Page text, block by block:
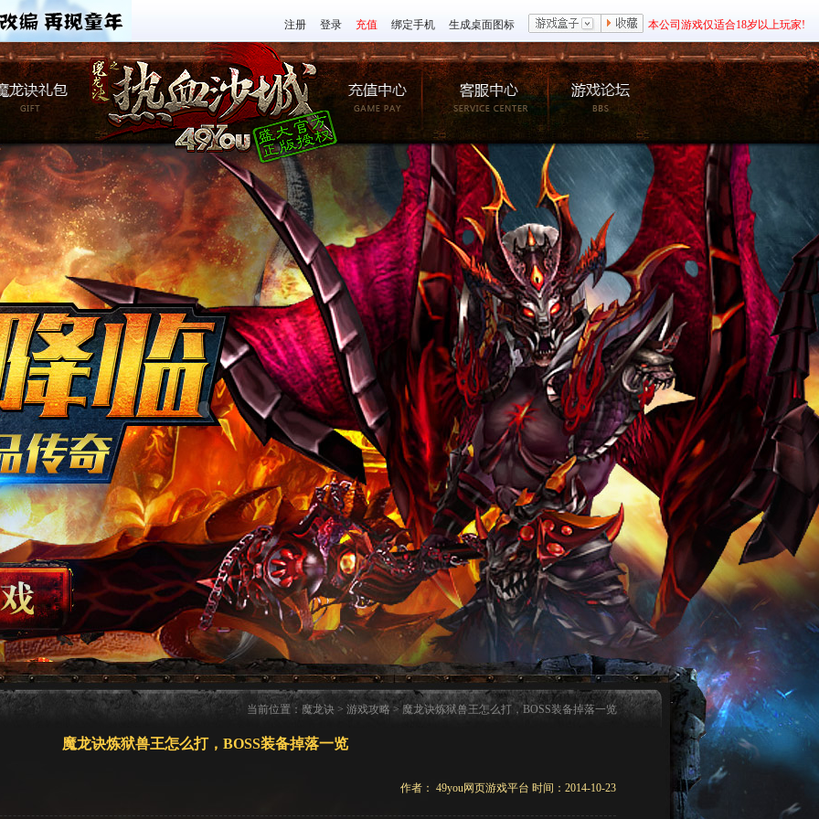
本公司游戏仅适合18岁以上玩家!
注册 登录 充值 绑定手机 生成桌面图标
当前位置： 魔龙诀> 游戏攻略 > 魔龙诀炼狱兽王怎么打，BOSS装备掉落一览
魔龙诀炼狱兽王怎么打，BOSS装备掉落一览
作者： 49you网页游戏平台 时间：2014-10-23